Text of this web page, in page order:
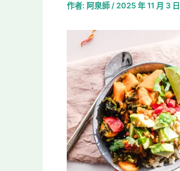
作者: 阿泉師 / 2025 年 11 月 3 日